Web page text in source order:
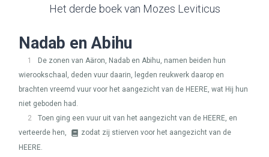
Het derde boek van Mozes Leviticus
Nadab en Abihu
1
De zonen van Aäron, Nadab en Abihu, namen beiden hun
wierookschaal, deden vuur daarin, legden reukwerk daarop en
brachten vreemd vuur voor het aangezicht van de HEERE, wat Hij hun
niet geboden had.
2
Toen ging een vuur uit van het aangezicht van de HEERE, en
verteerde hen,
zodat zij stierven voor het aangezicht van de
HEERE.